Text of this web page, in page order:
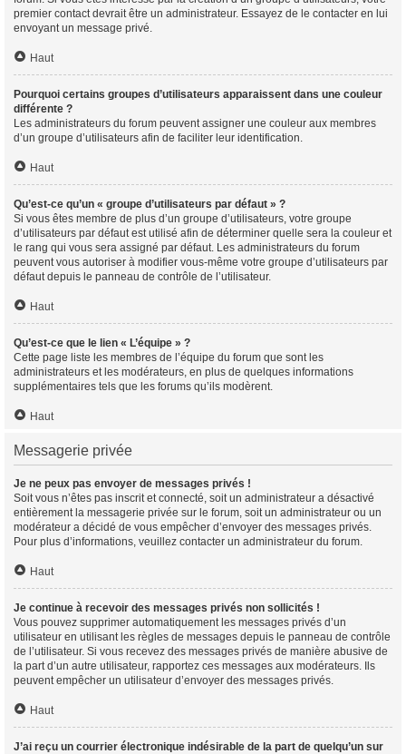
premier contact devrait être un administrateur. Essayez de le contacter en lui
envoyant un message privé.
Haut
Pourquoi certains groupes d’utilisateurs apparaissent dans une couleur
différente ?
Les administrateurs du forum peuvent assigner une couleur aux membres
d’un groupe d’utilisateurs afin de faciliter leur identification.
Haut
Qu’est-ce qu’un « groupe d’utilisateurs par défaut » ?
Si vous êtes membre de plus d’un groupe d’utilisateurs, votre groupe
d’utilisateurs par défaut est utilisé afin de déterminer quelle sera la couleur et
le rang qui vous sera assigné par défaut. Les administrateurs du forum
peuvent vous autoriser à modifier vous-même votre groupe d’utilisateurs par
défaut depuis le panneau de contrôle de l’utilisateur.
Haut
Qu’est-ce que le lien « L’équipe » ?
Cette page liste les membres de l’équipe du forum que sont les
administrateurs et les modérateurs, en plus de quelques informations
supplémentaires tels que les forums qu’ils modèrent.
Haut
Messagerie privée
Je ne peux pas envoyer de messages privés !
Soit vous n’êtes pas inscrit et connecté, soit un administrateur a désactivé
entièrement la messagerie privée sur le forum, soit un administrateur ou un
modérateur a décidé de vous empêcher d’envoyer des messages privés.
Pour plus d’informations, veuillez contacter un administrateur du forum.
Haut
Je continue à recevoir des messages privés non sollicités !
Vous pouvez supprimer automatiquement les messages privés d’un
utilisateur en utilisant les règles de messages depuis le panneau de contrôle
de l’utilisateur. Si vous recevez des messages privés de manière abusive de
la part d’un autre utilisateur, rapportez ces messages aux modérateurs. Ils
peuvent empêcher un utilisateur d’envoyer des messages privés.
Haut
J’ai reçu un courrier électronique indésirable de la part de quelqu’un sur